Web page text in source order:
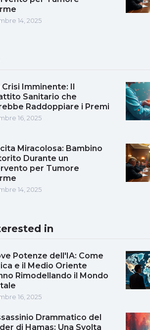
14, 2025
Crisi Imminente: Il
Sanitario che
Raddoppiare i Premi
16, 2025
Miracolosa: Bambino
Durante un
per Tumore
14, 2025
in
Potenze dell'IA: Come
e il Medio Oriente
Rimodellando il Mondo
16, 2025
Drammatico del
di Hamas: Una Svolta